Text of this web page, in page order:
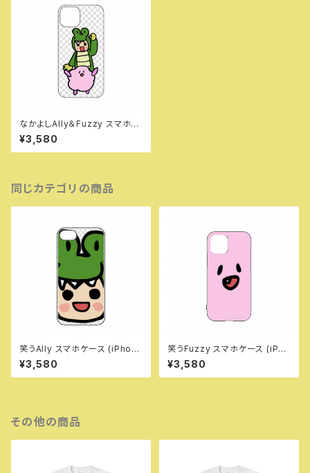
なかよしAlly＆Fuzzy スマホケ
ース (iPhone 12/12 Pro/mini)
¥3,580
同じカテゴリの商品
笑うAlly スマホケース (iPhon
e 16)
¥3,580
笑うFuzzy スマホケース (iPho
ne 12/12 Pro/mini)
¥3,580
その他の商品